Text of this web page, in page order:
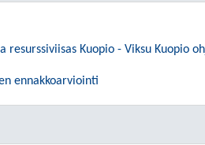
resurssiviisas Kuopio - Viksu Kuopio
ennakkoarviointi